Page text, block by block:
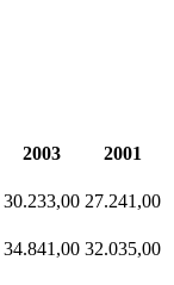
2003 2001
30.233,00 27.241,00
34.841,00 32.035,00